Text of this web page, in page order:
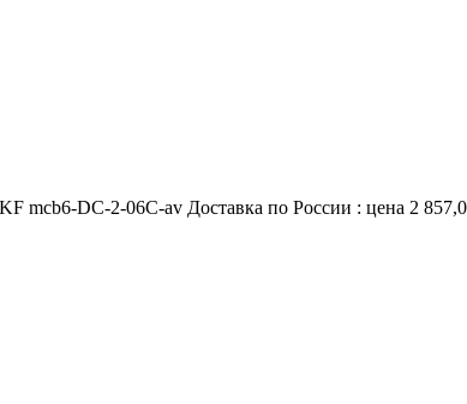
DC-2-06C-av Доставка по России : цена 2